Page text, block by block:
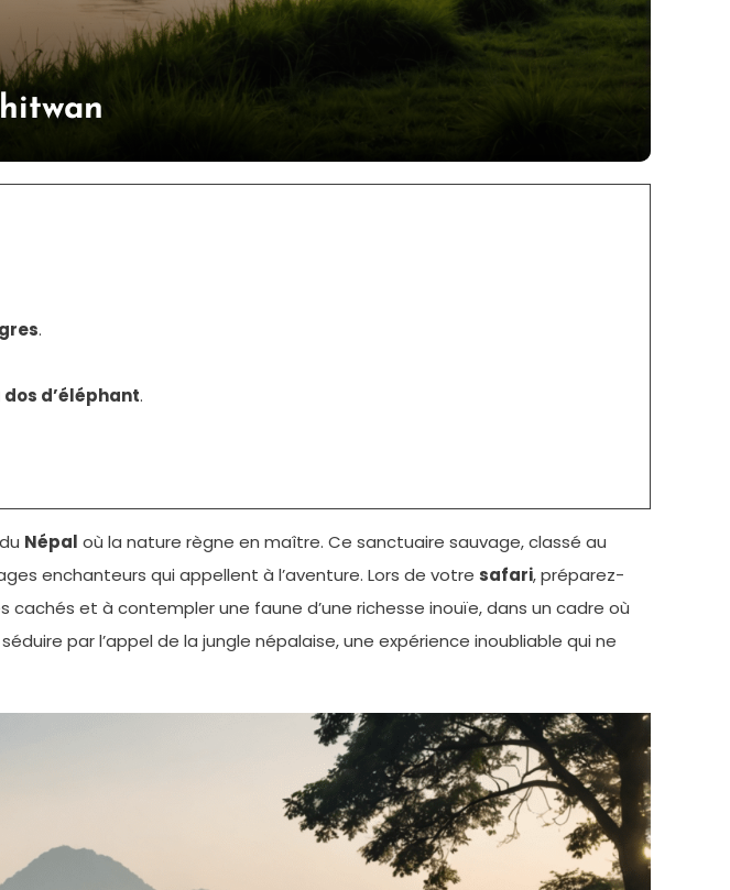
.
d’éléphant.
Népal où la nature règne en maître. Ce sanctuaire sauvage, classé au
enchanteurs qui appellent à l’aventure. Lors de votre safari, préparez-
et à contempler une faune d’une richesse inouïe, dans un cadre où
par l’appel de la jungle népalaise, une expérience inoubliable qui ne